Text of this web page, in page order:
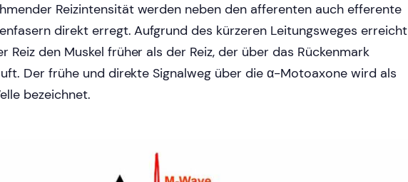
Reizintensität werden neben den afferenten auch efferente
direkt erregt. Aufgrund des kürzeren Leitungsweges erreicht
Reiz den Muskel früher als der Reiz, der über das Rückenmark
Der frühe und direkte Signalweg über die α-Motoaxone wird als
bezeichnet.